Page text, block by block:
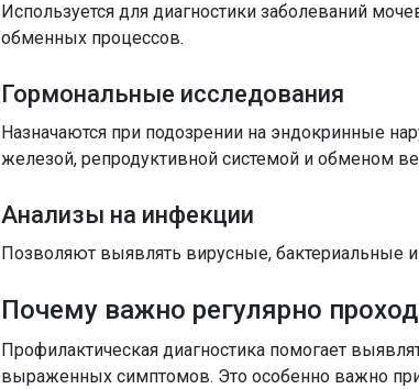
Используется для диагностики заболеваний
обменных процессов.
Гормональные исследования
Назначаются при подозрении на эндокринные
железой, репродуктивной системой и обменом
Анализы на инфекции
Позволяют выявлять вирусные, бактериальные
Почему важно регулярно
Профилактическая диагностика помогает
выраженных симптомов. Это особенно важно